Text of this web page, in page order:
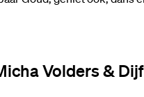
Volders &